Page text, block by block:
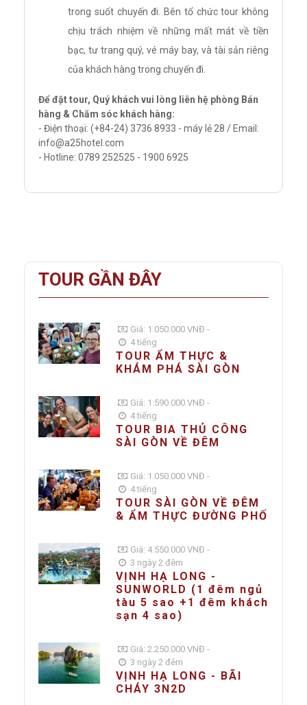
trong suốt chuyến đi. Bên tổ chức tour không
chịu trách nhiệm về những mất mát về tiền
bạc, tư trang quý, vé máy bay, và tài sản riêng
của khách hàng trong chuyến đi.
Để đặt tour, Quý khách vui lòng liên hệ phòng Bán
hàng & Chăm sóc khách hàng:
- Điện thoại: (+84-24) 3736 8933 - máy lẻ 28 / Email:
info@a25hotel.com
- Hotline: 0789 252525 - 1900 6925
TOUR GẦN ĐÂY
Giá: 1.050.000 VNĐ -
4 tiếng
TOUR ẨM THỰC &
KHÁM PHÁ SÀI GÒN
Giá: 1.590.000 VNĐ -
4 tiếng
TOUR BIA THỦ CÔNG
SÀI GÒN VỀ ĐÊM
Giá: 1.050.000 VNĐ -
4 tiếng
TOUR SÀI GÒN VỀ ĐÊM
& ẨM THỰC ĐƯỜNG PHỐ
Giá: 4.550.000 VNĐ -
3 ngày 2 đêm
VỊNH HẠ LONG -
SUNWORLD (1 đêm ngủ
tàu 5 sao +1 đêm khách
sạn 4 sao)
Giá: 2.250.000 VNĐ -
3 ngày 2 đêm
VỊNH HẠ LONG - BÃI
CHÁY 3N2D